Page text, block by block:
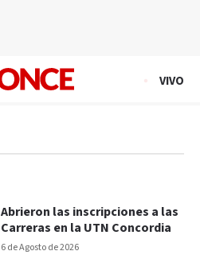
VIVO
6 de Agosto de 2026
Abrieron las inscripciones a las
Carreras en la UTN Concordia